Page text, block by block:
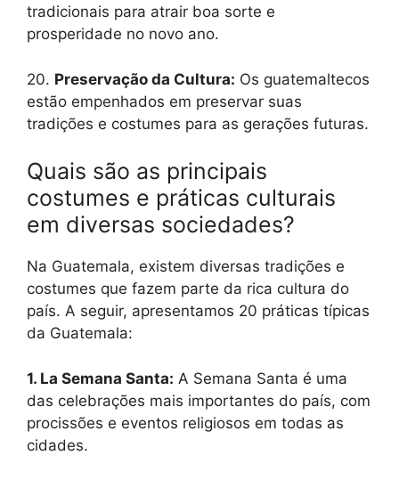
tradicionais para atrair boa sorte e
prosperidade no novo ano.
20. Preservação da Cultura: Os guatemaltecos
estão empenhados em preservar suas
tradições e costumes para as gerações futuras.
Quais são as principais
costumes e práticas culturais
em diversas sociedades?
Na Guatemala, existem diversas tradições e
costumes que fazem parte da rica cultura do
país. A seguir, apresentamos 20 práticas típicas
da Guatemala:
1. La Semana Santa: A Semana Santa é uma
das celebrações mais importantes do país, com
procissões e eventos religiosos em todas as
cidades.